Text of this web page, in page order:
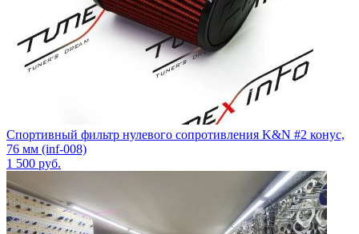
Спортивный фильтр нулевого сопротивления K&N #2 конус,
76 мм (inf-008)
1 500 руб.